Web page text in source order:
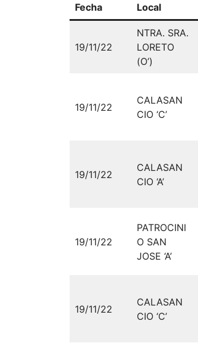
Fecha Local
19/11/22
NTRA. SRA.
LORETO
(O’)
19/11/22
CALASAN
CIO ‘C’
19/11/22
CALASAN
CIO ‘A’
19/11/22
PATROCINI
O SAN
JOSE ‘A’
19/11/22
CALASAN
CIO ‘C’